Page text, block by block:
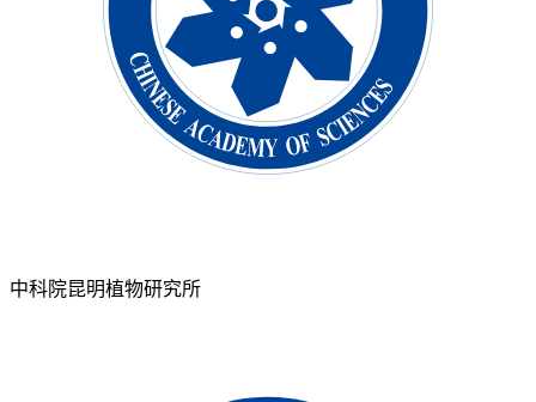
中科院昆明植物研究所